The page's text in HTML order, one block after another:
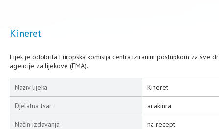
Kineret
Lijek je odobrila Europska komisija centraliziranim postupkom za sve
agencije za lijekove (EMA).
Naziv lijeka Kineret
Djelatna tvar anakinra
Način izdavanja na recept